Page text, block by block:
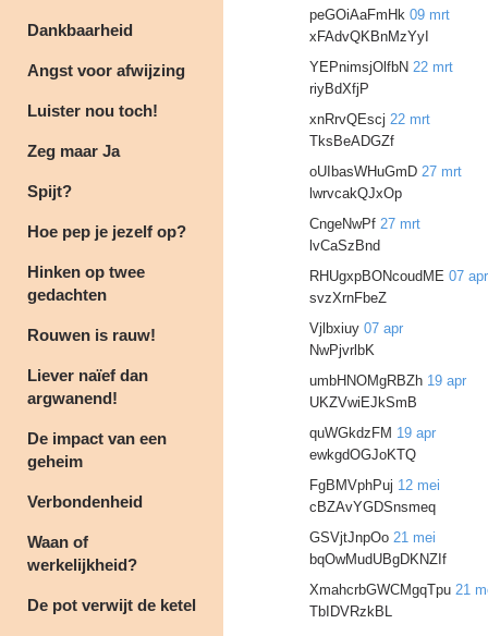
Dankbaarheid
Angst voor afwijzing
Luister nou toch!
Zeg maar Ja
Spijt?
Hoe pep je jezelf op?
Hinken op twee
gedachten
Rouwen is rauw!
Liever naïef dan
argwanend!
De impact van een
geheim
Verbondenheid
Waan of
werkelijkheid?
De pot verwijt de ketel
peGOiAaFmHk 09 mrt
xFAdvQKBnMzYyI
YEPnimsjOlfbN 22 mrt
riyBdXfjP
xnRrvQEscj 22 mrt
TksBeADGZf
oUIbasWHuGmD 27 mrt
lwrvcakQJxOp
CngeNwPf 27 mrt
lvCaSzBnd
RHUgxpBONcoudME 07 apr
svzXrnFbeZ
Vjlbxiuy 07 apr
NwPjvrlbK
umbHNOMgRBZh 19 apr
UKZVwiEJkSmB
quWGkdzFM 19 apr
ewkgdOGJoKTQ
FgBMVphPuj 12 mei
cBZAvYGDSnsmeq
GSVjtJnpOo 21 mei
bqOwMudUBgDKNZIf
XmahcrbGWCMgqTpu 21
TbIDVRzkBL